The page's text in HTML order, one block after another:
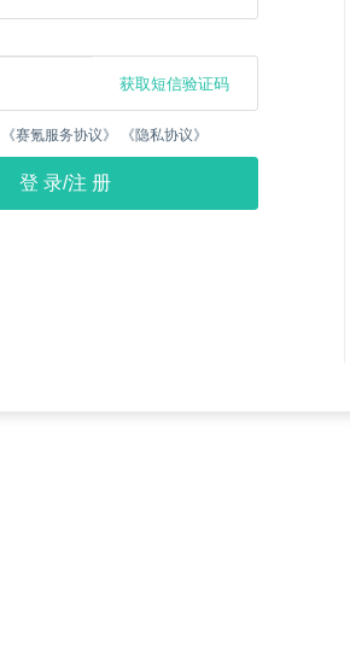
获取短信验证码
《赛氪服务协议》 《隐私协议》